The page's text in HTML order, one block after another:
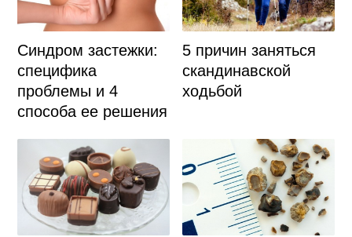
Синдром застежки:
специфика
проблемы и 4
способа ее решения
5 причин заняться
скандинавской
ходьбой